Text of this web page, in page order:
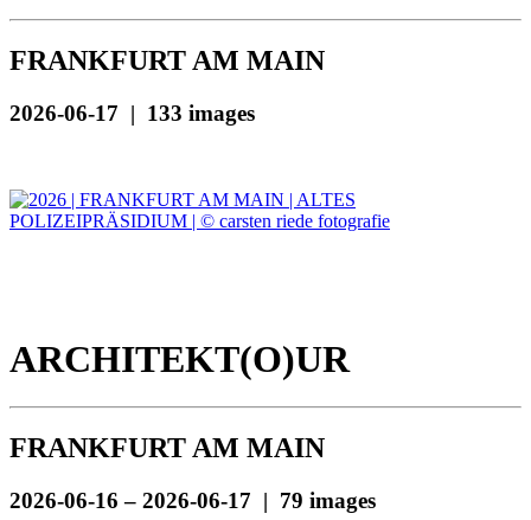
FRANKFURT AM MAIN
2026-06-17 | 133 images
ARCHITEKT(O)UR
FRANKFURT AM MAIN
2026-06-16 – 2026-06-17 | 79 images